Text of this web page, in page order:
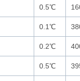
0.5℃
0.1℃
0.2℃
0.5℃